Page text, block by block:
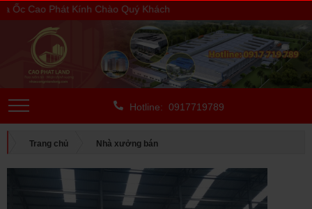
Cao Phát Kính Chào Quý Khách
Hotline: 0917719789
Trang chủ Nhà xưởng bán
BÁN NHÀ XƯỞNG TRONG KCN Bình Phước
BÁN NHÀ XƯỞNG TRONG KHU CÔNG NGHIỆP CHƠN THÀNH,